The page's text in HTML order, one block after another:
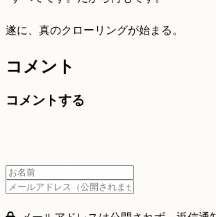
遂に、真のクローリングが始まる。​​​​​​​​​​​​​​​​
コメント
コメントする